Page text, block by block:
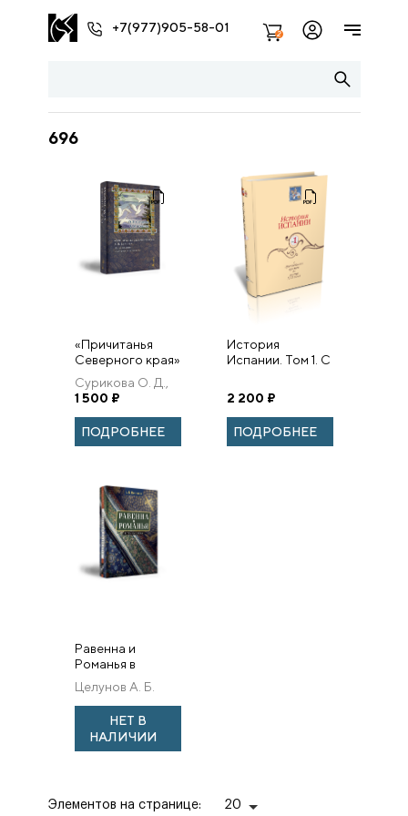
+7(977)905-58-01 2
696
«Причитанья
Северного края»
Е. В. Барсова:
Исследования и
материалы к
словарю
Сурикова О. Д.,
Толстая С. М.
1 500 ₽
ПОДРОБНЕЕ
История
Испании. Том 1. С
времен до конца
XVII века.
2 200 ₽
ПОДРОБНЕЕ
Равенна и
Романья в
темные века.
Целунов А. Б.
НЕТ В
НАЛИЧИИ
Элементов на странице: 20